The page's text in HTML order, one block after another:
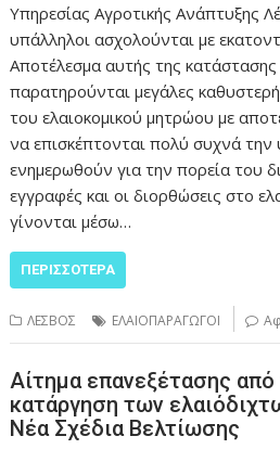
Υπηρεσίας Αγροτικής Ανάπτυξης
υπάλληλοι ασχολούνται με
Αποτέλεσμα αυτής της
παρατηρούνται μεγάλες
του ελαιοκομικού μητρώου με
να επισκέπτονται πολύ συχνά την
ενημερωθούν για την πορεία του
εγγραφές και οι διορθώσεις στο
γίνονται μέσω…
ΠΕΡΙΣΣΌΤΕΡΑ
ΛΕΣΒΟΣ ΕΛΑΙΟΠΑΡΑΓΩΓΟΙ
Αίτημα επανεξέτασης
κατάργηση των
Νέα Σχέδια Βελτίωσης